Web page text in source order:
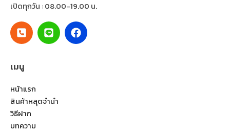
เปิดทุกวัน : 08.00-19.00 น.
เมนู
หน้าแรก
สินค้าหลุดจำนำ
วิธีฝาก
บทความ